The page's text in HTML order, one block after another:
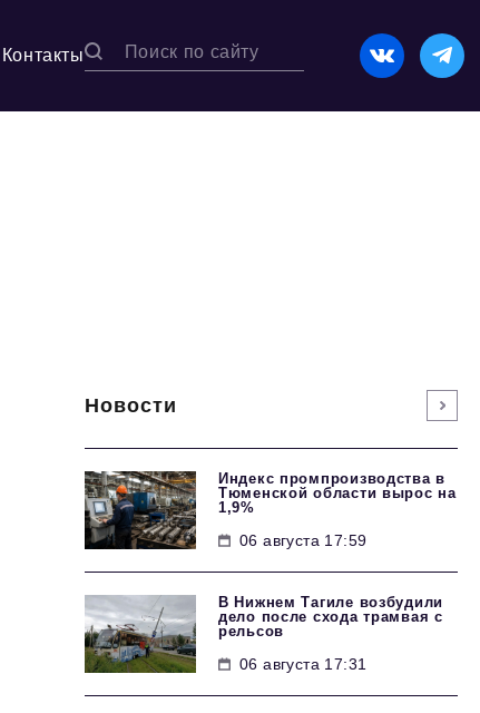
Контакты
Новости
Индекс промпроизводства в
Тюменской области вырос на
1,9%
06 августа 17:59
В Нижнем Тагиле возбудили
дело после схода трамвая с
рельсов
06 августа 17:31